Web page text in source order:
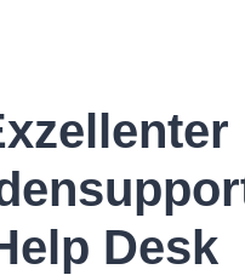
Desk